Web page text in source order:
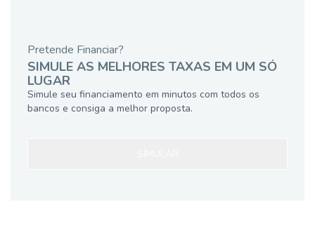
Pretende Financiar?
SIMULE AS MELHORES TAXAS EM UM SÓ
LUGAR
Simule seu financiamento em minutos com todos os
bancos e consiga a melhor proposta.